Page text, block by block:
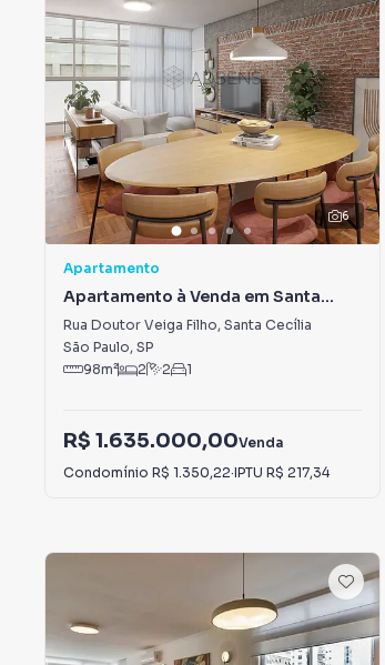
6
Apartamento
Apartamento à Venda em Santa
Cecília
Rua Doutor Veiga Filho, Santa Cecília
São Paulo, SP
98m² 2 2 1
R$ 1.635.000,00Venda
Condomínio R$ 1.350,22·IPTU R$ 217,34